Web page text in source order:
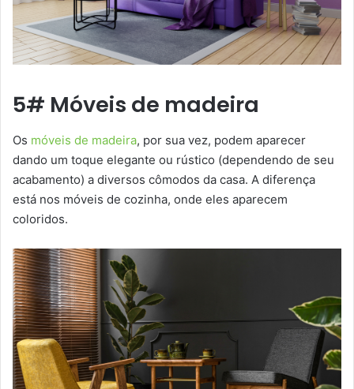
5# Móveis de madeira
Os móveis de madeira, por sua vez, podem aparecer
dando um toque elegante ou rústico (dependendo de seu
acabamento) a diversos cômodos da casa. A diferença
está nos móveis de cozinha, onde eles aparecem
coloridos.